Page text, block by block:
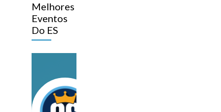
Melhores
Eventos
Do ES